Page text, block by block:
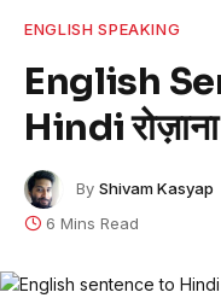
ENGLISH SPEAKING
English
Hindi रोज़ाना
By Shivam Kasyap
6 Mins Read